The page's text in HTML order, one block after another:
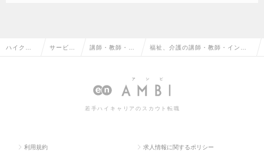
ハイクラ サービ 講師・教師・イ 福祉、介護の講師・教師・インス
若手ハイキャリアのスカウト転職
利用規約 求人情報に関するポリシー